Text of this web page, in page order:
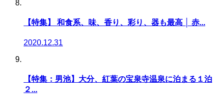
【特集】 和食系、味、香り、彩り、器も最高 │ 赤...
2020.12.31
【特集：男池】大分、紅葉の宝泉寺温泉に泊まる１泊
２...